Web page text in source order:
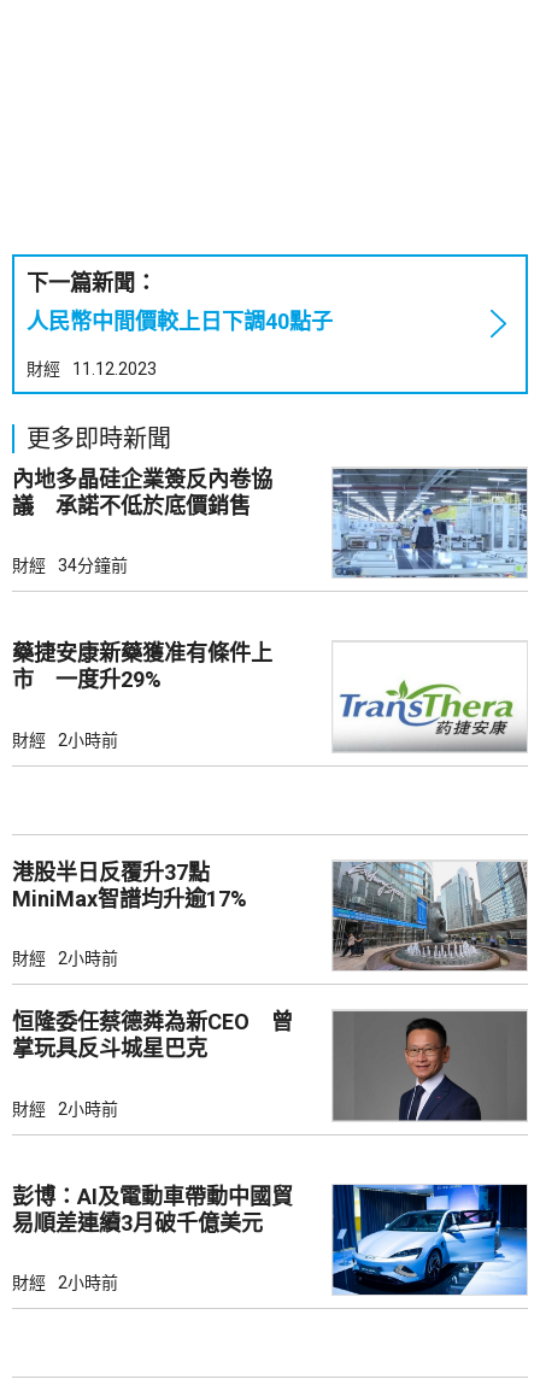
下一篇新聞：
人民幣中間價較上日下調40點子
財經 11.12.2023
更多即時新聞
內地多晶硅企業簽反內卷協
議 承諾不低於底價銷售
財經 34分鐘前
藥捷安康新藥獲准有條件上
市 一度升29%
財經 2小時前
港股半日反覆升37點
MiniMax智譜均升逾17%
財經 2小時前
恒隆委任蔡德粦為新CEO 曾
掌玩具反斗城星巴克
財經 2小時前
彭博：AI及電動車帶動中國貿
易順差連續3月破千億美元
財經 2小時前